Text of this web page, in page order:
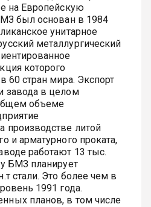
на Европейскую
был основан в 1984
унитарное
металлургический
которого
60 стран мира. Экспорт
завода в целом
объеме
производстве литой
и арматурного проката,
работают 13 тыс.
БМЗ планирует
стали. Это более чем в
1991 года.
планов, в том числе